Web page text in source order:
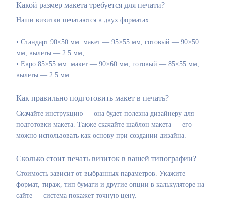
Какой размер макета требуется для печати?
Наши визитки печатаются в двух форматах:
• Стандарт 90×50 мм: макет — 95×55 мм, готовый — 90×50
мм, вылеты — 2.5 мм;
• Евро 85×55 мм: макет — 90×60 мм, готовый — 85×55 мм,
вылеты — 2.5 мм.
Как правильно подготовить макет в печать?
Скачайте инструкцию — она будет полезна дизайнеру для
подготовки макета. Также скачайте шаблон макета — его
можно использовать как основу при создании дизайна.
Сколько стоит печать визиток в вашей типографии?
Стоимость зависит от выбранных параметров. Укажите
формат, тираж, тип бумаги и другие опции в калькуляторе на
сайте — система покажет точную цену.